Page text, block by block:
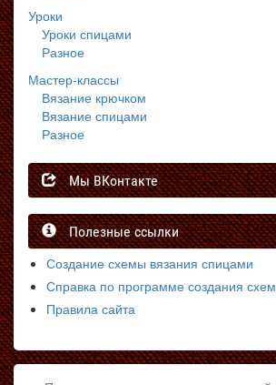
Уроки
Уроки спицами
Разное
Мастер-классы
Вязание крючком
Вязание спицами
Разное
Мы ВКонтакте
Полезные ссылки
Создание схемы вязания спицами
Справка по программе создания схем
Правила сайта